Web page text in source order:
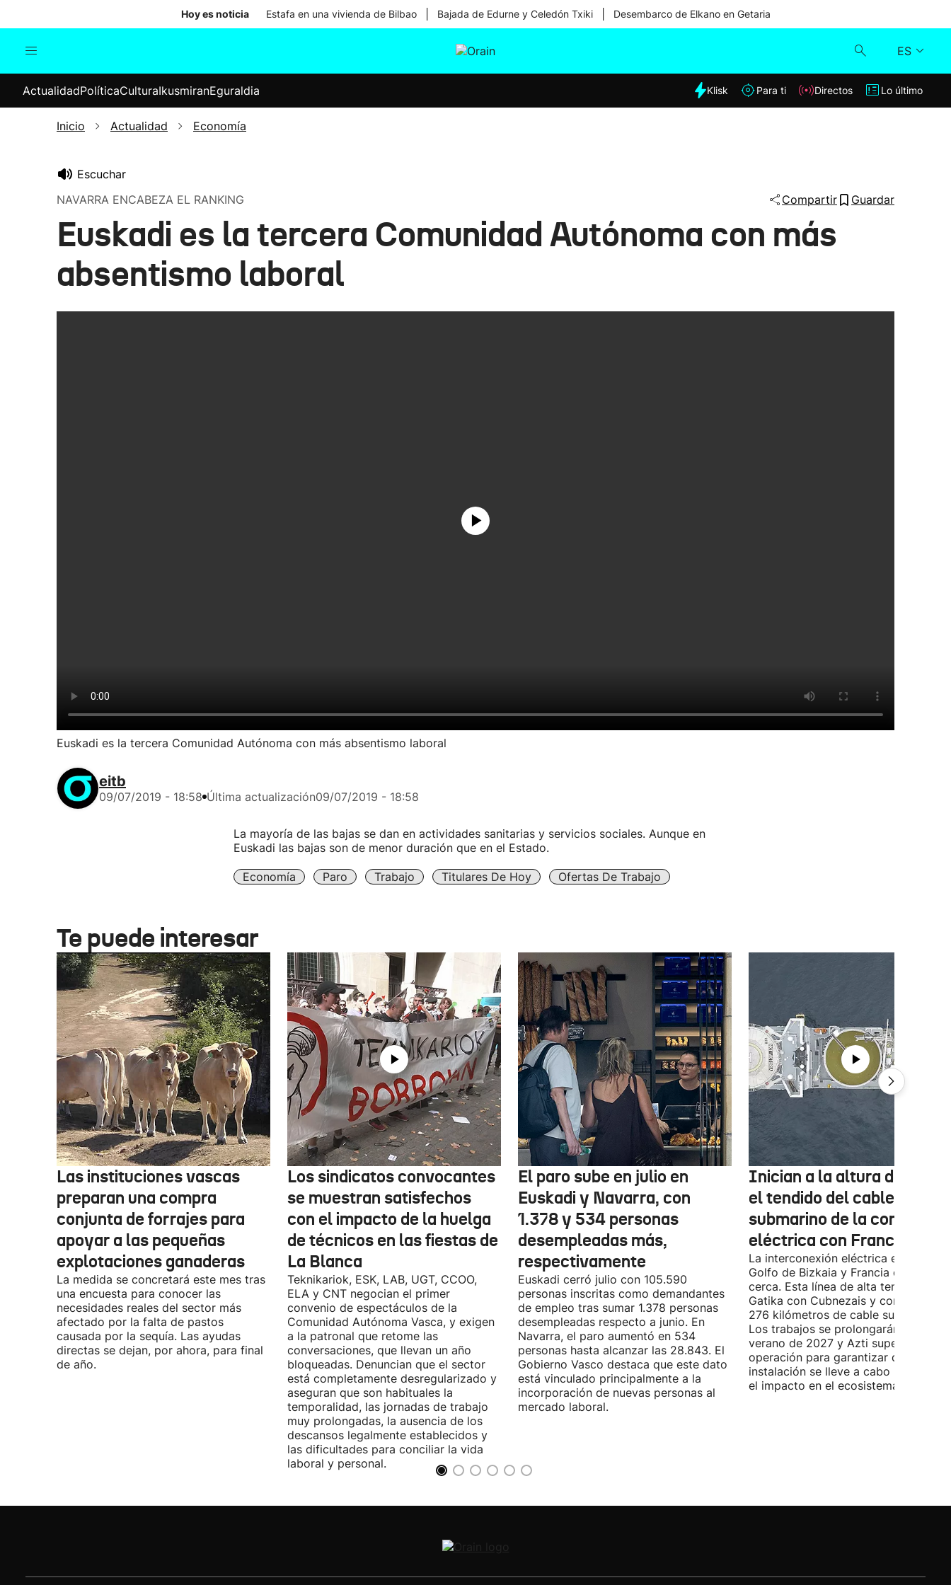
Hoy es noticia Estafa en una vivienda de Bilbao Bajada de Edurne y Celedón Txiki Desembarco de Elkano en Getaria
ES
Internacional
Elecciones
Klisk
ActualidadPolíticaCulturaIkusmiranEguraldia Klisk Para ti Directos Lo último
Inicio Actualidad Economía
Escuchar
NAVARRA ENCABEZA EL RANKING
Compartir Guardar
Euskadi es la tercera Comunidad Autónoma con más
absentismo laboral
Euskadi es la tercera Comunidad Autónoma con más absentismo laboral
eitb
09/07/2019 - 18:58 Última actualización09/07/2019 - 18:58
La mayoría de las bajas se dan en actividades sanitarias y servicios sociales. Aunque en
Euskadi las bajas son de menor duración que en el Estado.
Economía Paro Trabajo Titulares De Hoy Ofertas De Trabajo
Te puede interesar
Las instituciones vascas
preparan una compra
conjunta de forrajes para
apoyar a las pequeñas
explotaciones ganaderas
La medida se concretará este mes tras
una encuesta para conocer las
necesidades reales del sector más
afectado por la falta de pastos
causada por la sequía. Las ayudas
directas se dejan, por ahora, para final
de año.
Los sindicatos convocantes
se muestran satisfechos
con el impacto de la huelga
de técnicos en las fiestas de
La Blanca
Teknikariok, ESK, LAB, UGT, CCOO,
ELA y CNT negocian el primer
convenio de espectáculos de la
Comunidad Autónoma Vasca, y exigen
a la patronal que retome las
conversaciones, que llevan un año
bloqueadas. Denuncian que el sector
está completamente desregularizado y
aseguran que son habituales la
temporalidad, las jornadas de trabajo
muy prolongadas, la ausencia de los
descansos legalmente establecidos y
las dificultades para conciliar la vida
laboral y personal.
El paro sube en julio en
Euskadi y Navarra, con
1.378 y 534 personas
desempleadas más,
respectivamente
Euskadi cerró julio con 105.590
personas inscritas como demandantes
de empleo tras sumar 1.378 personas
desempleadas respecto a junio. En
Navarra, el paro aumentó en 534
personas hasta alcanzar las 28.843. El
Gobierno Vasco destaca que este dato
está vinculado principalmente a la
incorporación de nuevas personas al
mercado laboral.
Inician a la altura de
el tendido del cable
submarino de la conexión
eléctrica con Francia
La interconexión eléctrica entre el
Golfo de Bizkaia y Francia está más
cerca. Esta línea de alta tensión unirá
Gatika con Cubnezais y contará con
276 kilómetros de cable submarino.
Los trabajos se prolongarán hasta
verano de 2027 y Azti supervisará la
operación para garantizar que la
instalación se lleve a cabo
el impacto en el ecosistema marino.